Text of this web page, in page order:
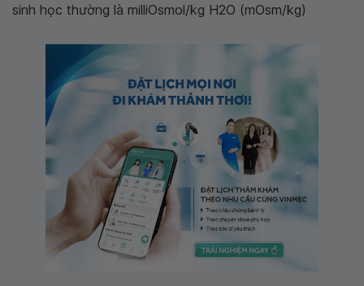
sinh học thường là milliOsmol/kg H2O (mOsm/kg)